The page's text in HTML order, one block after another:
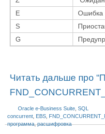
E
Ошибка
S
G
Читать дальше про
Oracle e-Business Suite SQL
concurrent EBS
программа,расшифровка